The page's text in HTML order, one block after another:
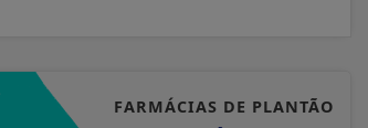
FARMÁCIAS DE PLANTÃO